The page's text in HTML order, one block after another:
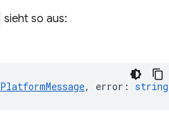
sieht so aus:
PlatformMessage, error : string